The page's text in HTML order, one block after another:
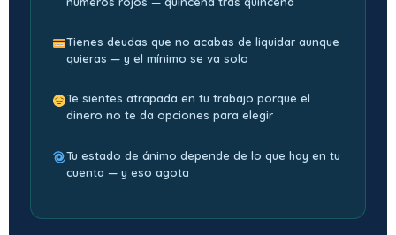
Tienes deudas que no acabas de liquidar aunque
quieras — y el mínimo se va solo
Te sientes atrapada en tu trabajo porque el
dinero no te da opciones para elegir
Tu estado de ánimo depende de lo que hay en tu
cuenta — y eso agota